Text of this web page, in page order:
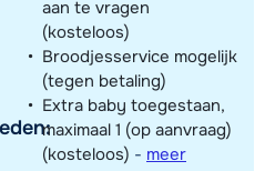
aan te vragen
(kosteloos)
Broodjesservice mogelijk
(tegen betaling)
Extra baby toegestaan,
maximaal 1 (op aanvraag)
(kosteloos) - meer